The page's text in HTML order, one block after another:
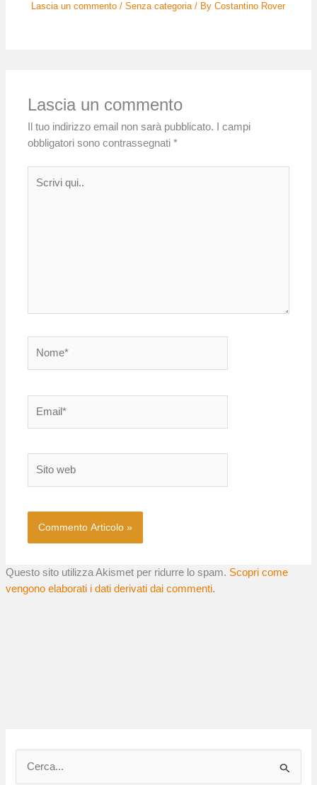
Lascia un commento /Senza categoria/ ByCostantino Rover
Lascia un commento
Il tuo indirizzo email non sarà pubblicato. I campi
obbligatori sono contrassegnati*
qui..
web
Questo sito utilizza Akismet per ridurre lo spam. Scopri come
vengono elaborati i dati derivati dai commenti.